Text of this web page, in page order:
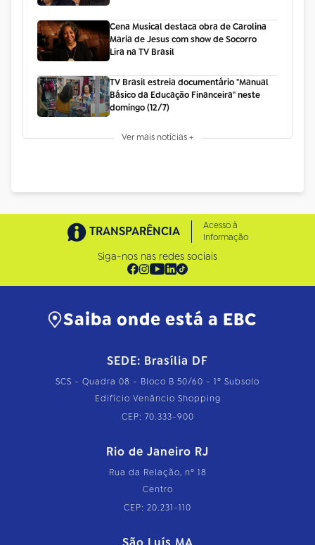
Cena Musical destaca obra de Carolina
Maria de Jesus com show de Socorro
Lira na TV Brasil
TV Brasil estreia documentário "Manual
Básico da Educação Financeira" neste
domingo (12/7)
Ver mais notícias +
TRANSPARÊNCIA
Acesso à
Informação
Siga-nos nas redes sociais
Saiba onde está a EBC
SEDE: Brasília DF
SCS - Quadra 08 - Bloco B 50/60 - 1º Subsolo
Edifício Venâncio Shopping
CEP: 70.333-900
Rio de Janeiro RJ
Rua da Relação, nº 18
Centro
CEP: 20.231-110